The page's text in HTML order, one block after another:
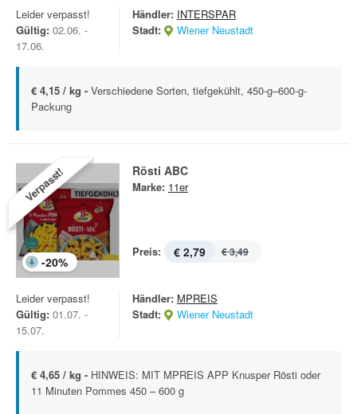
Leider verpasst!
Gültig: 02.06. -
17.06.
Händler: INTERSPAR
Stadt:
Wiener Neustadt
€ 4,15 / kg - Verschiedene Sorten, tiefgekühlt, 450-g–600-g-
Packung
Verpasst!
-20%
Rösti ABC
Marke: 11er
Preis: € 2,79 € 3,49
Leider verpasst!
Gültig: 01.07. -
15.07.
Händler: MPREIS
Stadt:
Wiener Neustadt
€ 4,65 / kg - HINWEIS: MIT MPREIS APP Knusper Rösti oder
11 Minuten Pommes 450 – 600 g